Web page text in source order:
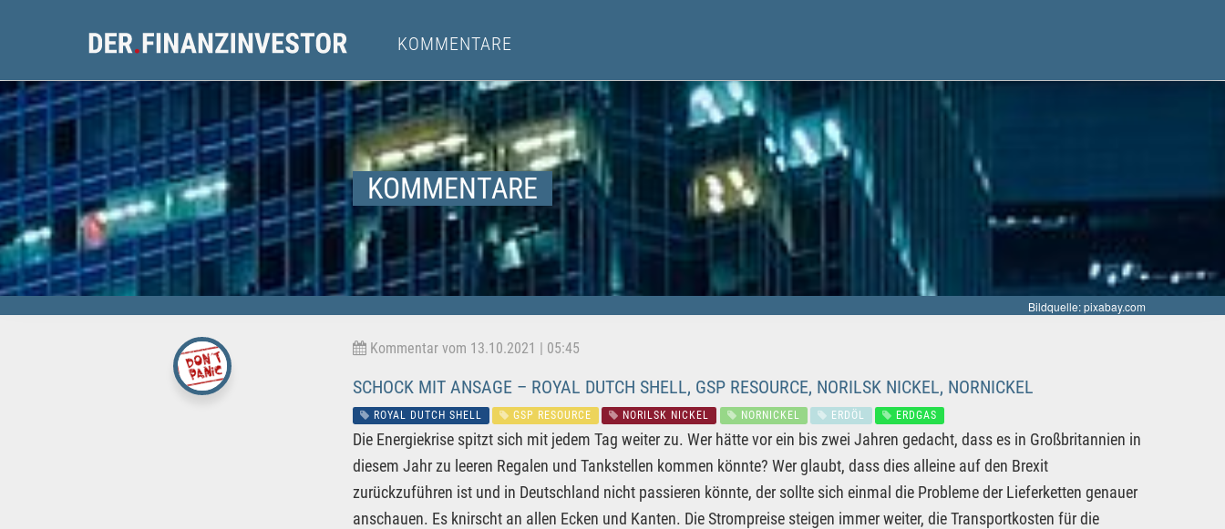
KOMMENTARE
KOMMENTARE
Bildquelle: pixabay.com
Kommentar vom 13.10.2021 | 05:45
SCHOCK MIT ANSAGE – ROYAL DUTCH SHELL, GSP RESOURCE, NORILSK NICKEL, NORNICKEL
ROYAL DUTCH SHELL GSP RESOURCE NORILSK NICKEL NORNICKEL ERDÖL ERDGAS
Die Energiekrise spitzt sich mit jedem Tag weiter zu. Wer hätte vor ein bis zwei Jahren gedacht, dass es in Großbritannien in
diesem Jahr zu leeren Regalen und Tankstellen kommen könnte? Wer glaubt, dass dies alleine auf den Brexit
zurückzuführen ist und in Deutschland nicht passieren könnte, der sollte sich einmal die Probleme der Lieferketten genauer
anschauen. Es knirscht an allen Ecken und Kanten. Die Strompreise steigen immer weiter, die Transportkosten für die